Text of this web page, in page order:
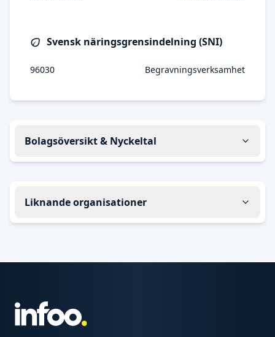
Svensk näringsgrensindelning (SNI)
96030 Begravningsverksamhet
Bolagsöversikt & Nyckeltal
Liknande organisationer